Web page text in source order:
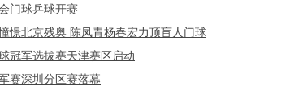
门球乒球开赛
憬北京残奥 陈凤青杨春宏力顶盲人门球
冠军选拔赛天津赛区启动
赛深圳分区赛落幕